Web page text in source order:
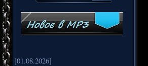
[01.08.2026]